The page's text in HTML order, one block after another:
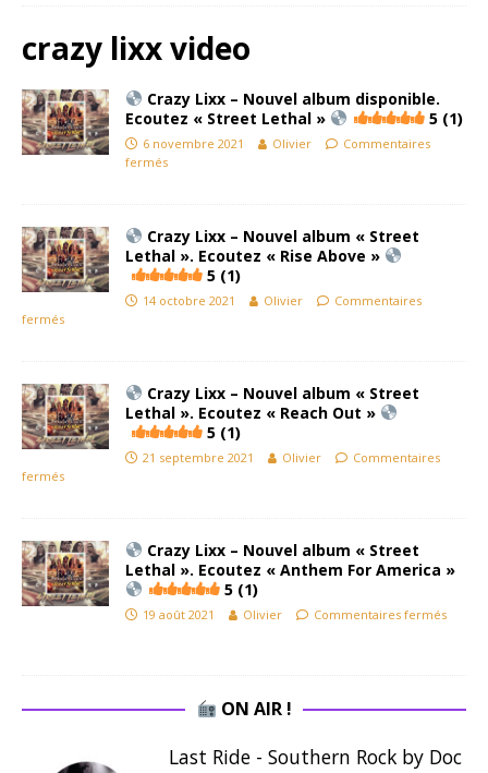
crazy lixx video
Crazy Lixx – Nouvel album disponible.
Ecoutez « Street Lethal »
5 (1)
6 novembre 2021 Olivier
Commentaires
fermés
Crazy Lixx – Nouvel album « Street
Lethal ». Ecoutez « Rise Above »
5 (1)
14 octobre 2021 Olivier
Commentaires
fermés
Crazy Lixx – Nouvel album « Street
Lethal ». Ecoutez « Reach Out »
5 (1)
21 septembre 2021 Olivier
Commentaires
fermés
Crazy Lixx – Nouvel album « Street
Lethal ». Ecoutez « Anthem For America »
5 (1)
19 août 2021 Olivier Commentaires fermés
ON AIR !
Last Ride - Southern Rock by Doc